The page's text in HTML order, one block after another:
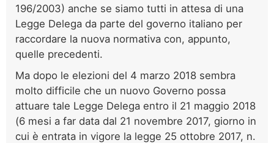
196/2003) anche se siamo tutti in attesa di una
Legge Delega da parte del governo italiano per
raccordare la nuova normativa con, appunto,
quelle precedenti.
Ma dopo le elezioni del 4 marzo 2018 sembra
molto difficile che un nuovo Governo possa
attuare tale Legge Delega entro il 21 maggio 2018
(6 mesi a far data dal 21 novembre 2017, giorno in
cui è entrata in vigore la legge 25 ottobre 2017, n.